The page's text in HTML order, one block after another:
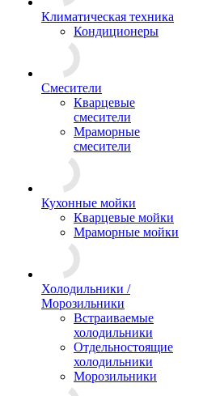
Климатическая техника
Кондиционеры
Смесители
Кварцевые
смесители
Мраморные
смесители
Кухонные мойки
Кварцевые мойки
Мраморные мойки
Холодильники /
Морозильники
Встраиваемые
холодильники
Отдельностоящие
холодильники
Морозильники